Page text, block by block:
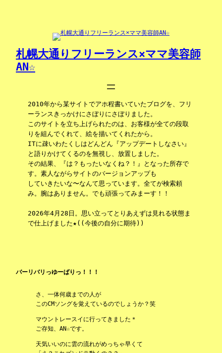
札幌大通りフリーランス×ママ美容師
AN☆
2010年から某サイトでアホ程書いていたブログを、フリ
ーランスきっかけにさぼりにさぼりました。
このサイトを立ち上げられたのは、お客様が全ての段取
りを組んでくれて、絵を描いてくれたから。
ITに疎いわたくしはどんどん『アップデートしなさい』
と語りかけてくるのを無視し、放置しました。
その結果、『は？もったいなくね？！』となった所存で
す。素人ながらサイトのバージョンアップも
していきたいな〜なんて思っています。全てが検索頼
み。腕はありません。でも頑張ってみまーす！！
2026年4月28日。思い立ってとりあえずは見れる状態ま
で仕上げました★((今後の自分に期待))
バーリバリっゆーばりっ！！！
さ、一体何歳までの人が
このCMソングを覚えているのでしょうか？笑
マウントレースイに行ってきました＊
ご存知、AN☆です。
天気いいのに雲の流れがめっちゃ早くて